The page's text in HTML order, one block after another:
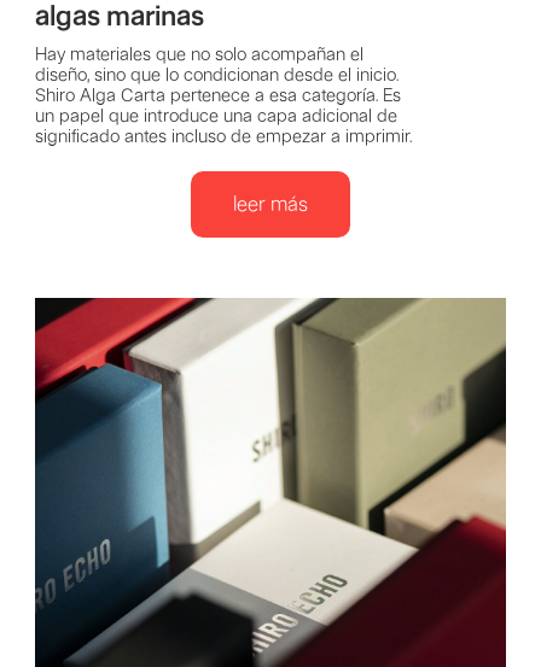
algas marinas
Hay materiales que no solo acompañan el
diseño, sino que lo condicionan desde el inicio.
Shiro Alga Carta pertenece a esa categoría. Es
un papel que introduce una capa adicional de
significado antes incluso de empezar a imprimir.
leer más